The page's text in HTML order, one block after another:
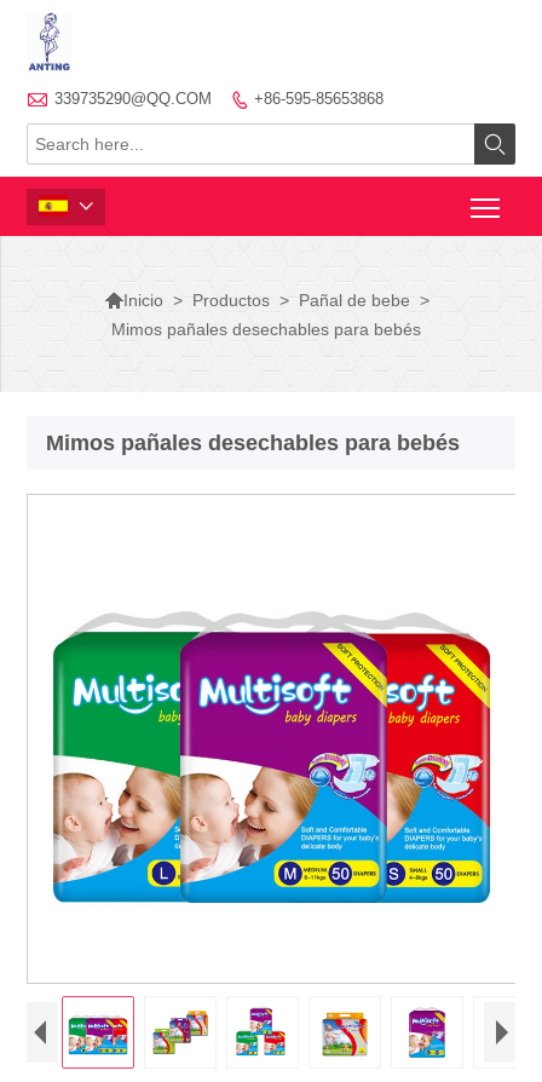
 339735290@QQ.COM  +86-595-85653868


Inicio > Productos > Pañal de bebe >
Mimos pañales desechables para bebés
Mimos pañales desechables para bebés